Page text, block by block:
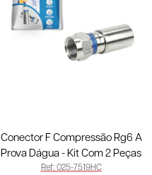
Conector F Compressão Rg6 A
Prova Dágua - Kit Com 2 Peças
025-7519HC
Ref: 025-7519HC